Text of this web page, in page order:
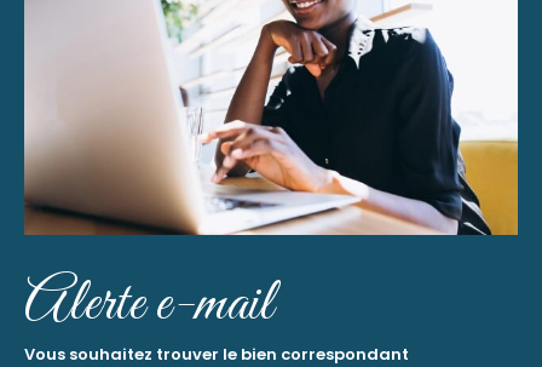
Alerte e-mail
Vous souhaitez trouver le bien correspondant